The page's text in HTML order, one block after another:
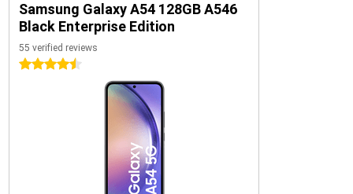
Samsung Galaxy A54 128GB A546
Black Enterprise Edition
55 verified reviews
4.5 stars